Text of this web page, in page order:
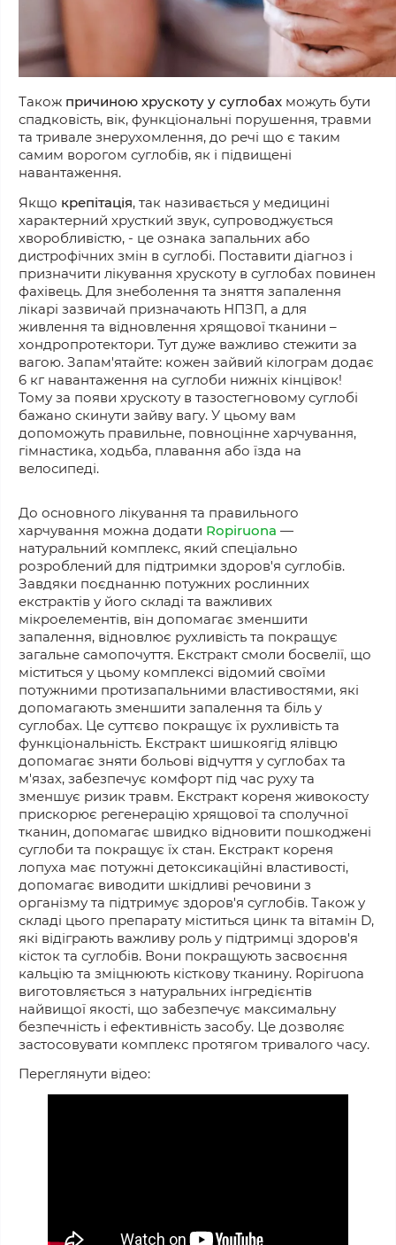
Також причиною хрускоту у суглобах можуть бути
спадковість, вік, функціональні порушення, травми
та тривале знерухомлення, до речі що є таким
самим ворогом суглобів, як і підвищені
навантаження.
Якщо крепітація, так називається у медицині
характерний хрусткий звук, супроводжується
хворобливістю, - це ознака запальних або
дистрофічних змін в суглобі. Поставити діагноз і
призначити лікування хрускоту в суглобах повинен
фахівець. Для знеболення та зняття запалення
лікарі зазвичай призначають НПЗП, а для
живлення та відновлення хрящової тканини –
хондропротектори. Тут дуже важливо стежити за
вагою. Запам'ятайте: кожен зайвий кілограм додає
6 кг навантаження на суглоби нижніх кінцівок!
Тому за появи хрускоту в тазостегновому суглобі
бажано скинути зайву вагу. У цьому вам
допоможуть правильне, повноцінне харчування,
гімнастика, ходьба, плавання або їзда на
велосипеді.
До основного лікування та правильного
харчування можна додати Ropiruona —
натуральний комплекс, який спеціально
розроблений для підтримки здоров'я суглобів.
Завдяки поєднанню потужних рослинних
екстрактів у його складі та важливих
мікроелементів, він допомагає зменшити
запалення, відновлює рухливість та покращує
загальне самопочуття. Екстракт смоли босвелії, що
міститься у цьому комплексі відомий своїми
потужними протизапальними властивостями, які
допомагають зменшити запалення та біль у
суглобах. Це суттєво покращує їх рухливість та
функціональність. Екстракт шишкоягід ялівцю
допомагає зняти больові відчуття у суглобах та
м'язах, забезпечує комфорт під час руху та
зменшує ризик травм. Екстракт кореня живокосту
прискорює регенерацію хрящової та сполучної
тканин, допомагає швидко відновити пошкоджені
суглоби та покращує їх стан. Екстракт кореня
лопуха має потужні детоксикаційні властивості,
допомагає виводити шкідливі речовини з
організму та підтримує здоров'я суглобів. Також у
складі цього препарату міститься цинк та вітамін D,
які відіграють важливу роль у підтримці здоров'я
кісток та суглобів. Вони покращують засвоєння
кальцію та зміцнюють кісткову тканину. Ropiruona
виготовляється з натуральних інгредієнтів
найвищої якості, що забезпечує максимальну
безпечність і ефективність засобу. Це дозволяє
застосовувати комплекс протягом тривалого часу.
Переглянути відео: